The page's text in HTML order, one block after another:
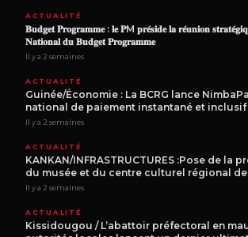
ACTUALITÉ
𝐁𝐮𝐝𝐠𝐞𝐭 𝐏𝐫𝐨𝐠𝐫𝐚𝐦𝐦𝐞 : 𝐥𝐞 𝐏M 𝐩𝐫𝐞́𝐬𝐢𝐝𝐞 𝐥𝐚 𝐫𝐞́𝐮𝐧𝐢𝐨𝐧
𝐍𝐚𝐭𝐢𝐨𝐧𝐚𝐥 𝐝𝐮 𝐁𝐮𝐝𝐠𝐞𝐭 𝐏𝐫𝐨𝐠𝐫𝐚𝐦𝐦𝐞
Il y a 2 semaines
ACTUALITÉ
Guinée/Économie : La BCRG lance
national de paiement instantané et inclusif
Il y a 2 semaines
ACTUALITÉ
KANKAN/INFRASTRUCTURES :Pose de la
du musée et du centre culturel régional
Il y a 2 semaines
ACTUALITÉ
Kissidougou / L’abattoir préfectoral en